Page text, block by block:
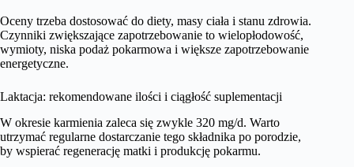
Oceny trzeba dostosować do diety, masy ciała i stanu zdrowia.
Czynniki zwiększające zapotrzebowanie to wielopłodowość,
wymioty, niska podaż pokarmowa i większe zapotrzebowanie
energetyczne.
Laktacja: rekomendowane ilości i ciągłość suplementacji
W okresie karmienia zaleca się zwykle 320 mg/d. Warto
utrzymać regularne dostarczanie tego składnika po porodzie,
by wspierać regenerację matki i produkcję pokarmu.